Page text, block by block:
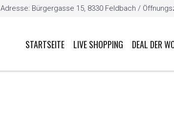
Adresse: Bürgergasse 15, 8330 Feldbach /
STARTSEITE LIVE SHOPPING DEAL DER